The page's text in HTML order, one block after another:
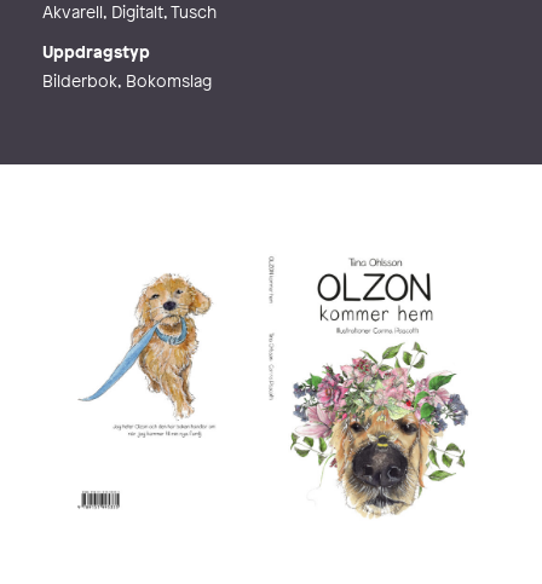
Akvarell, Digitalt, Tusch
Uppdragstyp
Bilderbok, Bokomslag